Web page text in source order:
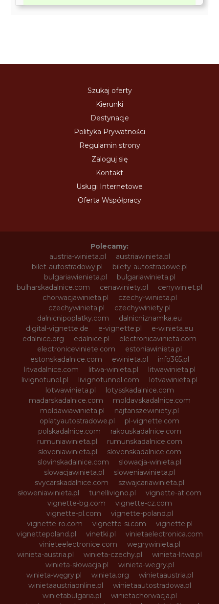
Szukaj oferty
Kierunki
Destynacje
Polityka Prywatności
Regulamin strony
Zaloguj się
Kontakt
Usługi Internetowe
Oferta Współpracy
Polecamy:
austria-winieta.pl
austriawinieta.pl
bilet-autostradowy.pl
bilety-autostradowe.pl
bulgariawienieta.pl
bulgariawinieta.pl
bulharskadalnice.com
cenawiniety.pl
cenywiniet.pl
chorwacjawinieta.pl
czechy-winieta.pl
czechywinieta.pl
czechywiniety.pl
dalnicnipoplatky.com
dalnicniznamka.eu
digital-vignette.de
e-vignette.pl
e-winieta.eu
edalnice.org
edalnice.pl
electronicavinieta.com
electroniceviniete.com
estoniawinieta.pl
estonskadalnice.com
ewinieta.pl
info365.pl
litvadalnice.com
litwa-winieta.pl
litwawinieta.pl
livignotunel.pl
livignotunnel.com
lotvawinieta.pl
lotwawinieta.pl
lotysskadalnice.com
madarskadalnice.com
moldavskadalnice.com
moldawiawinieta.pl
najtanszewiniety.pl
oplatyautostradowe.pl
pl-vignette.com
polskadalnice.com
rakouskadalnice.com
rumuniawinieta.pl
rumunskadalnice.com
sloveniawinieta.pl
slovenskadalnice.com
slovinskadalnice.com
slowacja-winieta.pl
slowacjawinieta.pl
sloweniawinieta.pl
svycarskadalnice.com
szwajcariawinieta.pl
słoweniawinieta.pl
tunellivigno.pl
vignette-at.com
vignette-bg.com
vignette-cz.com
vignette-pl.com
vignette-poland.pl
vignette-ro.com
vignette-si.com
vignette.pl
vignettepoland.pl
vinetki.pl
vinietaelectronica.com
vinieteelectronice.com
wegrywinieta.pl
winieta-austria.pl
winieta-czechy.pl
winieta-litwa.pl
winieta-słowacja.pl
winieta-wegry.pl
winieta-węgry.pl
winieta.org
winietaaustria.pl
winietaaustriaonline.pl
winietaautostradowa.pl
winietabulgaria.pl
winietachorwacja.pl